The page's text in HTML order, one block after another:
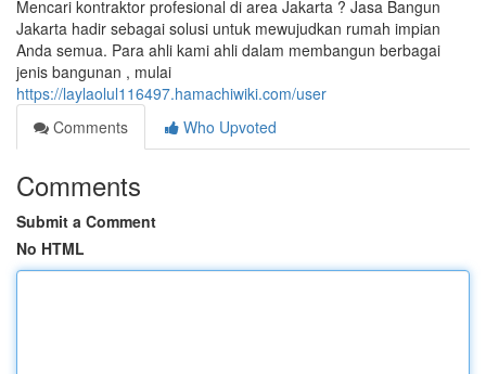
Mencari kontraktor profesional di area Jakarta ? Jasa Bangun
Jakarta hadir sebagai solusi untuk mewujudkan rumah impian
Anda semua. Para ahli kami ahli dalam membangun berbagai
jenis bangunan , mulai
https://laylaolul116497.hamachiwiki.com/user
Comments
Who Upvoted
Comments
Submit a Comment
No HTML